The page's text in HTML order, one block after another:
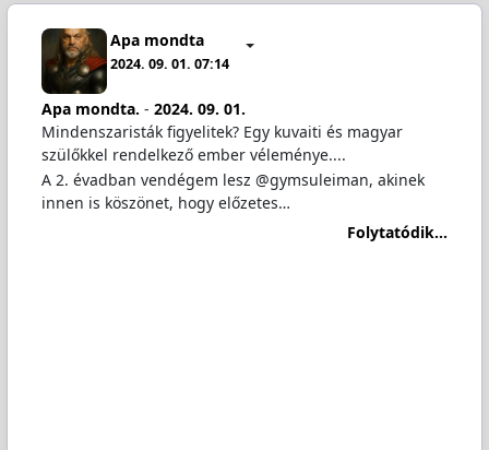
Apa mondta
2024. 09. 01. 07:14
Apa mondta. - 2024. 09. 01.
Mindenszaristák figyelitek? Egy kuvaiti és magyar
szülőkkel rendelkező ember véleménye....
A 2. évadban vendégem lesz @gymsuleiman, akinek
innen is köszönet, hogy előzetes…
Folytatódik...